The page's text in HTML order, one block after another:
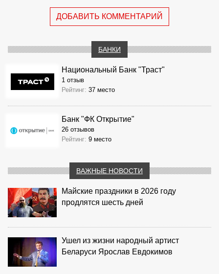
ДОБАВИТЬ КОММЕНТАРИЙ
БАНКИ
Национальный Банк "Траст"
1 отзыв
Рейтинг: 37 место
Банк "ФК Открытие"
26 отзывов
Рейтинг: 9 место
ВАЖНЫЕ НОВОСТИ
Майские праздники в 2026 году
продлятся шесть дней
Ушел из жизни народный артист
Беларуси Ярослав Евдокимов